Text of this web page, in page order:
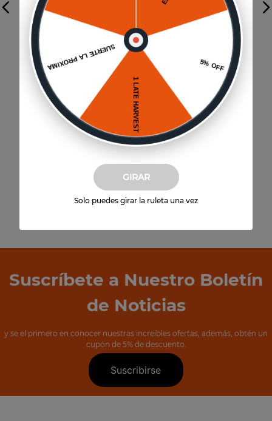
Sparkling Wine
Undurraga Sweet Moscato
$31
$2590 por unidad)
Agregar al carrito
Suscríbete a Nuestro Boletín
de Noticias
y se el primero en conocer nuestras increíbles ofertas, además, obtén un
cupón de 5% de descuento.
Suscribirse
GIRAR
Solo puedes girar la ruleta una vez